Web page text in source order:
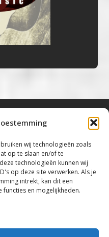
wij technologieën zoals
op te slaan en/of te
technologieën kunnen wij
op deze site verwerken. Als je
intrekt, kan dit een
en mogelijkheden.
Rock, Roots &
Music – All